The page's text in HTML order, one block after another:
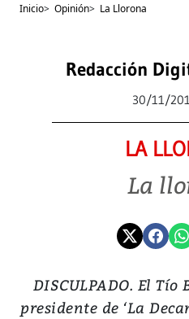
Inicio> Opinión> La Llorona
Redacción
30/11/
LA
La
DISCULPADO. El
presidente de ‘La